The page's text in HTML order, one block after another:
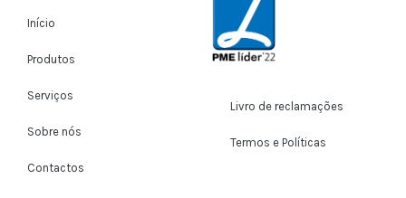
Início
Produtos
Serviços
Sobre nós
Contactos
Livro de reclamações
Termos e Políticas